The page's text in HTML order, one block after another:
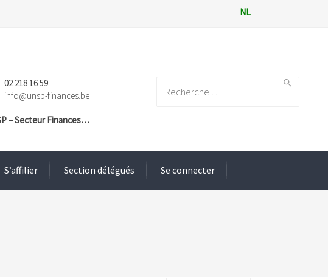
NL
02 218 16 59
info@unsp-finances.be
– Secteur Finances…
S’affilier Section délégués Se connecter